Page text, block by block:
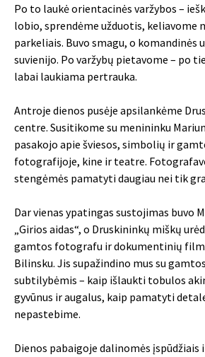
Po to laukė orientacinės varžybos –
lobio, sprendėme užduotis, keliavome
parkeliais. Buvo smagu, o komandinės
suvienijo. Po varžybų pietavome – po
labai laukiama pertrauka.
Antroje dienos pusėje apsilankėme
centre. Susitikome su menininku
pasakojo apie šviesos, simbolių ir
fotografijoje, kine ir teatre.
stengėmės pamatyti daugiau nei tik
Dar vienas ypatingas sustojimas buvo
„Girios aidas“, o Druskininkų miškų
gamtos fotografu ir dokumentinių
Bilinsku. Jis supažindino mus su
subtilybėmis – kaip išlaukti tobulos
gyvūnus ir augalus, kaip pamatyti
nepastebime.
Dienos pabaigoje dalinomės įspūdžiais